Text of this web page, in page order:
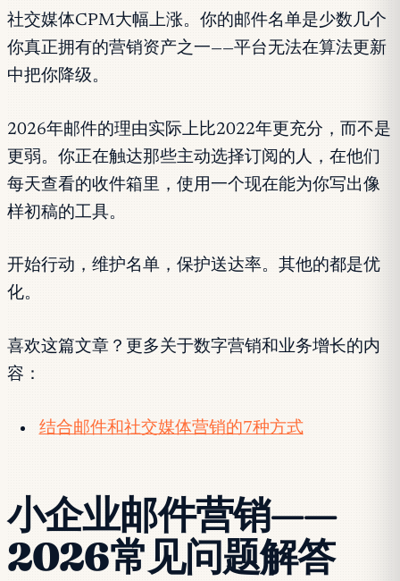
社交媒体CPM大幅上涨。你的邮件名单是少数几个
你真正拥有的营销资产之一——平台无法在算法更新
中把你降级。
2026年邮件的理由实际上比2022年更充分，而不是
更弱。你正在触达那些主动选择订阅的人，在他们
每天查看的收件箱里，使用一个现在能为你写出像
样初稿的工具。
开始行动，维护名单，保护送达率。其他的都是优
化。
喜欢这篇文章？更多关于数字营销和业务增长的内
容：
结合邮件和社交媒体营销的7种方式
小企业邮件营销——
2026常见问题解答